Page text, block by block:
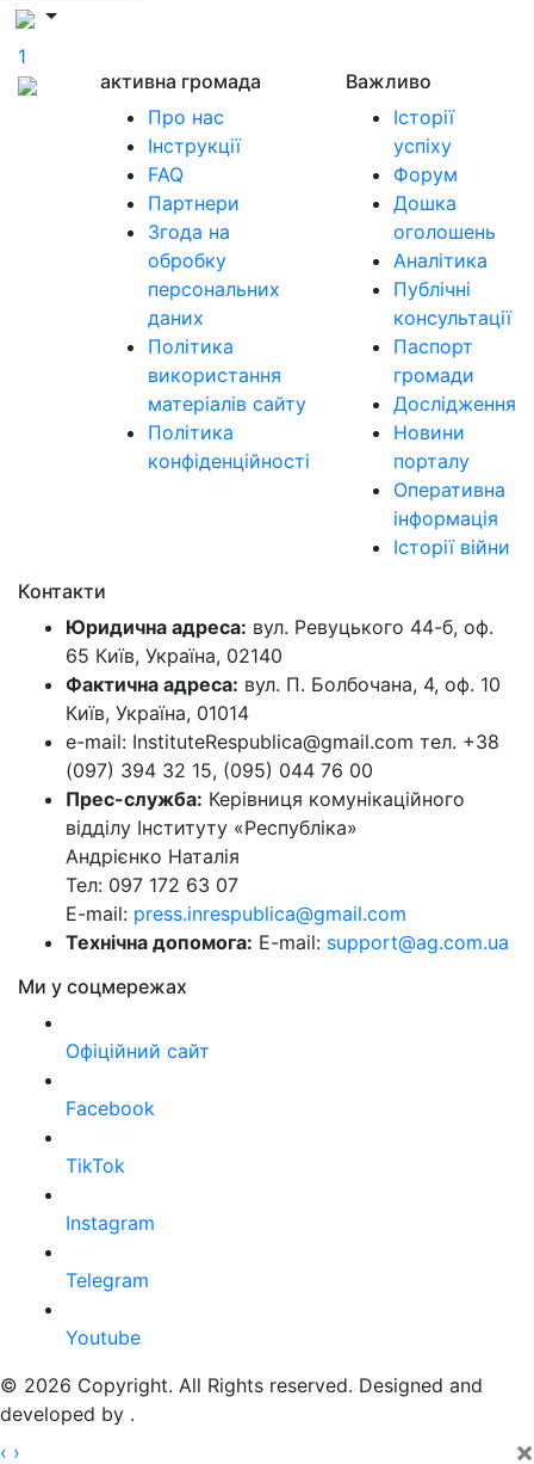
1
активна громада
Про нас
Інструкції
FAQ
Партнери
Згода на
обробку
персональних
даних
Політика
використання
матеріалів сайту
Політика
конфіденційності
Важливо
Історії
успіху
Форум
Дошка
оголошень
Аналітика
Публічні
консультації
Паспорт
громади
Дослідження
Новини
порталу
Оперативна
інформація
Історії війни
Контакти
Юридична адреса: вул. Ревуцького 44-б, оф.
65 Київ, Україна, 02140
Фактична адреса: вул. П. Болбочана, 4, оф. 10
Київ, Україна, 01014
e-mail: InstituteRespublica@gmail.com тел. +38
(097) 394 32 15, (095) 044 76 00
Прес-служба: Керівниця комунікаційного
відділу Інституту «Республіка»
Андрієнко Наталія
Тел: 097 172 63 07
E-mail: press.inrespublica@gmail.com
Технічна допомога: E-mail: support@ag.com.ua
Ми у соцмережах
Офіційний сайт
Facebook
TikTok
Instagram
Telegram
Youtube
© 2026 Copyright. All Rights reserved. Designed and
developed by .
‹ › ×